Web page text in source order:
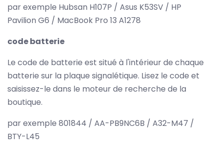
par exemple Hubsan H107P / Asus K53SV / HP
Pavilion G6 / MacBook Pro 13 A1278
code batterie
Le code de batterie est situé à l'intérieur de chaque
batterie sur la plaque signalétique. Lisez le code et
saisissez-le dans le moteur de recherche de la
boutique.
par exemple 801844 / AA-PB9NC6B / A32-M47 /
BTY-L45